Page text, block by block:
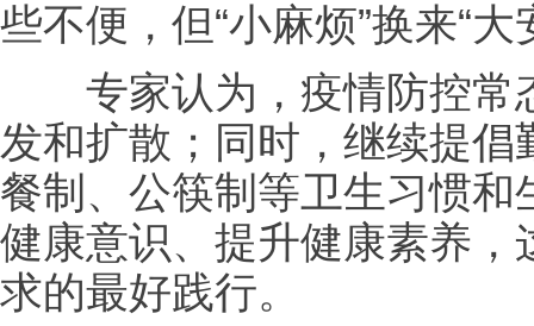
些不便，但“小麻烦”换来“大
专家认为，疫情防控常
发和扩散；同时，继续提
餐制、公筷制等卫生习惯
健康意识、提升健康素养
求的最好践行。